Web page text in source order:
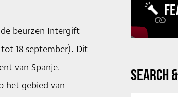
beurzen Intergift
18 september). Dit
van Spanje.
het gebied van
SEARCH